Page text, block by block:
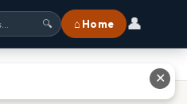
🔍 ⌂ Home 👤
✕